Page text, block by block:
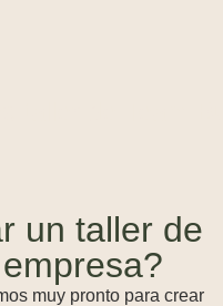
un taller de
muy pronto para crear